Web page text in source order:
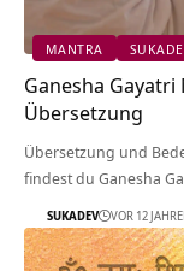
MANTRA
Ganesha
Übersetzung
Übersetzung und
findest du Ganesha
SUKADEV VOR 12